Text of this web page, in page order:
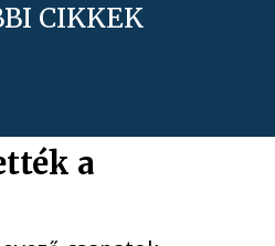
CIKKEK
a